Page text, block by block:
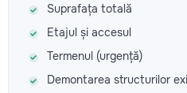
Suprafața totală
Etajul și accesul
Termenul (urgență)
Demontarea structurilor